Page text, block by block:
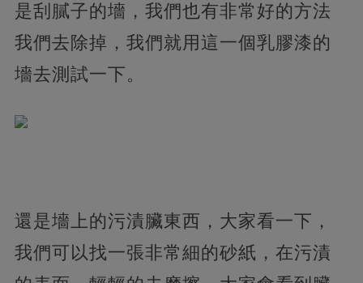
是刮膩子的墻，我們也有非常好的方法
我們去除掉，我們就用這一個乳膠漆的
墻去測試一下。
還是墻上的污漬臟東西，大家看一下，
我們可以找一張非常細的砂紙，在污漬